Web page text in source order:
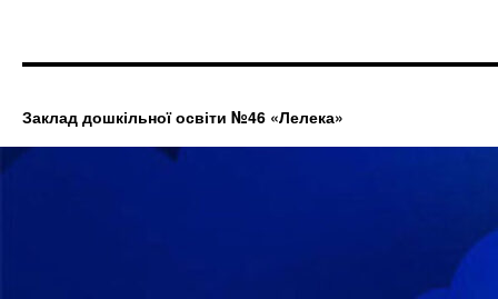
Заклад дошкільної освіти №46 «Лелека»